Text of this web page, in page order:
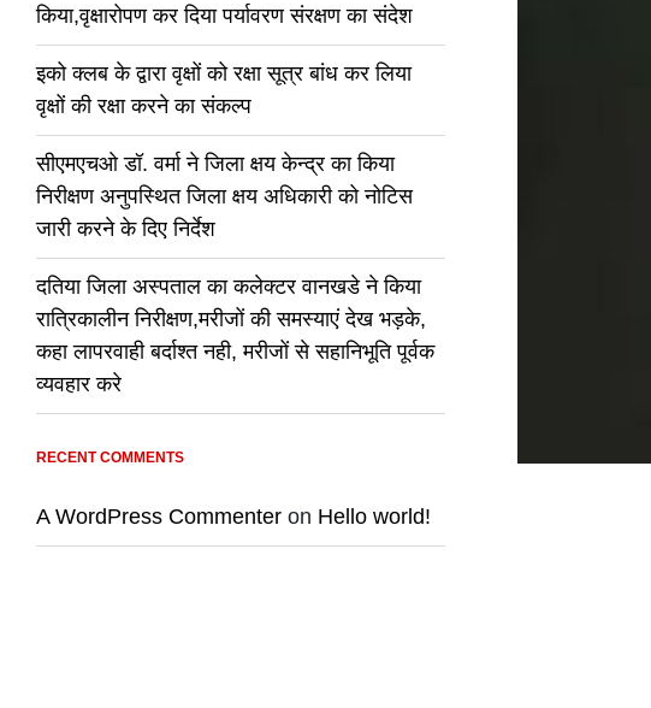
किया,वृक्षारोपण कर दिया पर्यावरण संरक्षण का संदेश
इको क्लब के द्वारा वृक्षों को रक्षा सूत्र बांध कर लिया
वृक्षों की रक्षा करने का संकल्प
सीएमएचओ डॉ. वर्मा ने जिला क्षय केन्द्र का किया
निरीक्षण अनुपस्थित जिला क्षय अधिकारी को नोटिस
जारी करने के दिए निर्देश
दतिया जिला अस्पताल का कलेक्टर वानखडे ने किया
रात्रिकालीन निरीक्षण,मरीजों की समस्याएं देख भड़के,
कहा लापरवाही बर्दाश्त नही, मरीजों से सहानिभूति पूर्वक
व्यवहार करे
RECENT COMMENTS
A WordPress Commenter on Hello world!